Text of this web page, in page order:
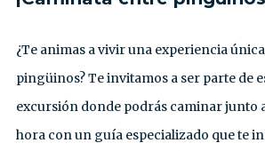
¿Te animas a vivir una experiencia
pingüinos? Te invitamos a ser parte de
excursión donde podrás caminar junto
hora con un guía especializado que te